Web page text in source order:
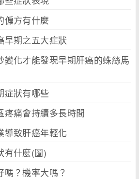
偏方有什麼
早期之五大症狀
變化才能發現早期肝癌的蛛絲馬
症狀有哪些
疼痛會持續多長時間
導致肝癌年輕化
有什麼(圖)
嗎？機率大嗎？